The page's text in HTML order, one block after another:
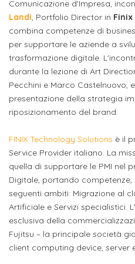
sede
MISSIONE
Progetti
Terza
Missione
CAPITALE
DELLA
CULTURA
2023
BGBS2023
RETE
COLLABORAZIONE
Dipartimento
di
Progettazione
e
Arti
Applicate
DOTTORATI
DI
RICERCA
Arti
Visive
e
Umanesimo
Iscrizione
a
corsi
singoli
Laboratori
sede
Servizio
di
stampa
Biblioteca
Opportunità
di
lavoro
Aziende
convenzionate
Iscriviti
alla
Newsletter
OPPORTUNITÀ
FSL
e
attività
per
gli
Istituti
Superiori
INCONTRIAMOCI
IN
studente
Comunicazione d'Impresa,
Landi, Portfolio Director in Finix
combina competenze di
per supportare le aziende a
trasformazione digitale.
durante la lezione di Art
Pecchini e Marco Castelnuovo,
presentazione della strategia
riposizionamento del brand.
FINIX Technology Solutions è il
Service Provider italiano. La
quella di supportare le PMI nel
Digitale, portando competenze,
seguenti ambiti: Migrazione al
Artificiale e Servizi specialistici.
esclusiva della
Fujitsu – la principale società
client computing device, server